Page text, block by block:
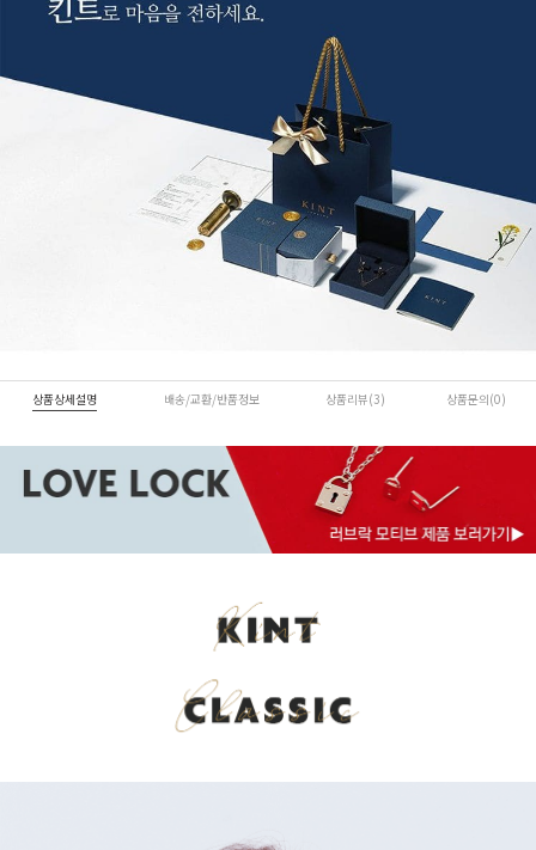
상품상세설명 배송/교환/반품정보 상품리뷰(3) 상품문의(0)